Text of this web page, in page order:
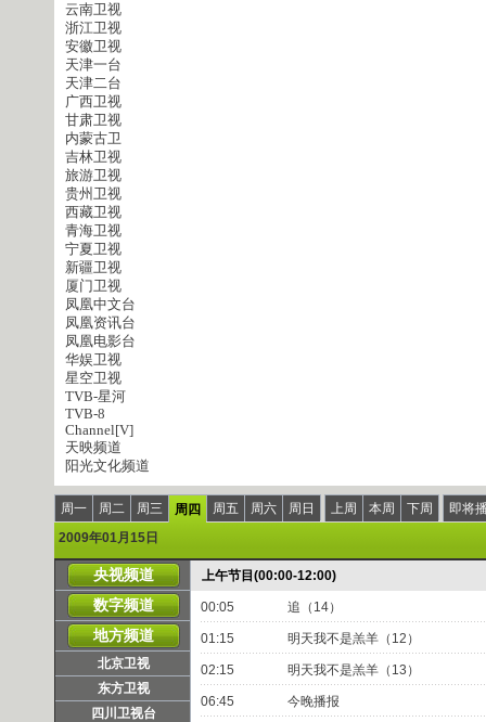
云南卫视
浙江卫视
安徽卫视
天津一台
天津二台
广西卫视
甘肃卫视
内蒙古卫
吉林卫视
旅游卫视
贵州卫视
西藏卫视
青海卫视
宁夏卫视
新疆卫视
厦门卫视
凤凰中文台
凤凰资讯台
凤凰电影台
华娱卫视
星空卫视
TVB-星河
TVB-8
Channel[V]
天映频道
阳光文化频道
周一 周二 周三 周四 周五 周六 周日 上周 本周 下周
即将
2009年01月15日
央视频道
数字频道
地方频道
北京卫视
东方卫视
四川卫视台
上午节目(00:00-12:00)
00:05 追（14）
01:15 明天我不是羔羊（12）
02:15 明天我不是羔羊（13）
06:45 今晚播报